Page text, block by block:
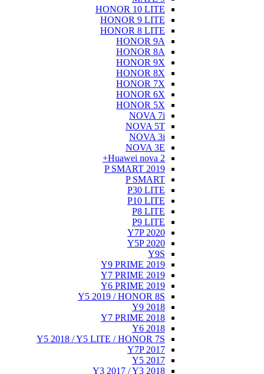
HONOR 10 LITE
HONOR 9 LITE
HONOR 8 LITE
HONOR 9A
HONOR 8A
HONOR 9X
HONOR 8X
HONOR 7X
HONOR 6X
HONOR 5X
NOVA 7i
NOVA 5T
NOVA 3i
NOVA 3E
Huawei nova 2+
P SMART 2019
P SMART
P30 LITE
P10 LITE
P8 LITE
P9 LITE
Y7P 2020
Y5P 2020
Y9S
Y9 PRIME 2019
Y7 PRIME 2019
Y6 PRIME 2019
Y5 2019 / HONOR 8S
Y9 2018
Y7 PRIME 2018
Y6 2018
Y5 2018 / Y5 LITE / HONOR 7S
Y7P 2017
Y5 2017
Y3 2017 / Y3 2018